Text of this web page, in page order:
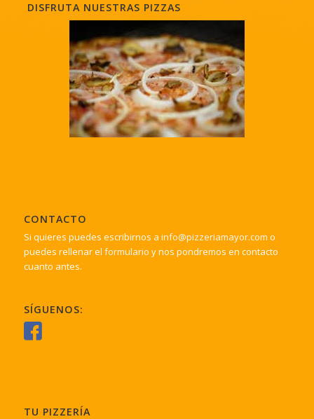
DISFRUTA NUESTRAS PIZZAS
CONTACTO
Si quieres puedes escribirnos a info@pizzeriamayor.com o
puedes rellenar el formulario y nos pondremos en contacto
cuanto antes.
SÍGUENOS:
TU PIZZERÍA